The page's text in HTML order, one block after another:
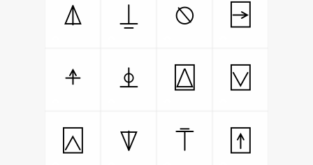
⍈
⍉
⍊
⍋
⍌
⍍
⍎
⍏
⍐
⍑
⍒
⍓